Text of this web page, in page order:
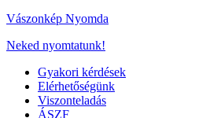
Vászonkép Nyomda
Neked nyomtatunk!
Gyakori kérdések
Elérhetőségünk
Viszonteladás
ÁSZF